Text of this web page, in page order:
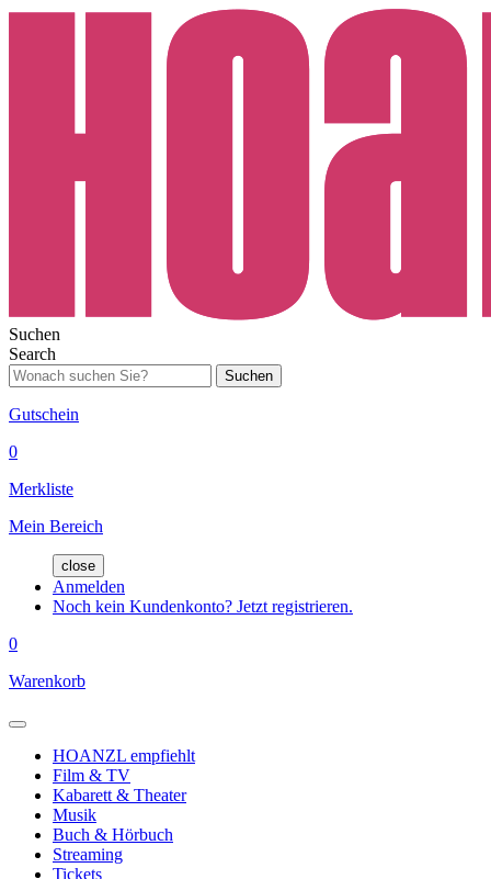
Suchen
Search
Suchen
Gutschein
0
Merkliste
Mein Bereich
close
Anmelden
Noch kein Kundenkonto? Jetzt registrieren.
0
Warenkorb
HOANZL empfiehlt
Film & TV
Kabarett & Theater
Musik
Buch & Hörbuch
Streaming
Tickets